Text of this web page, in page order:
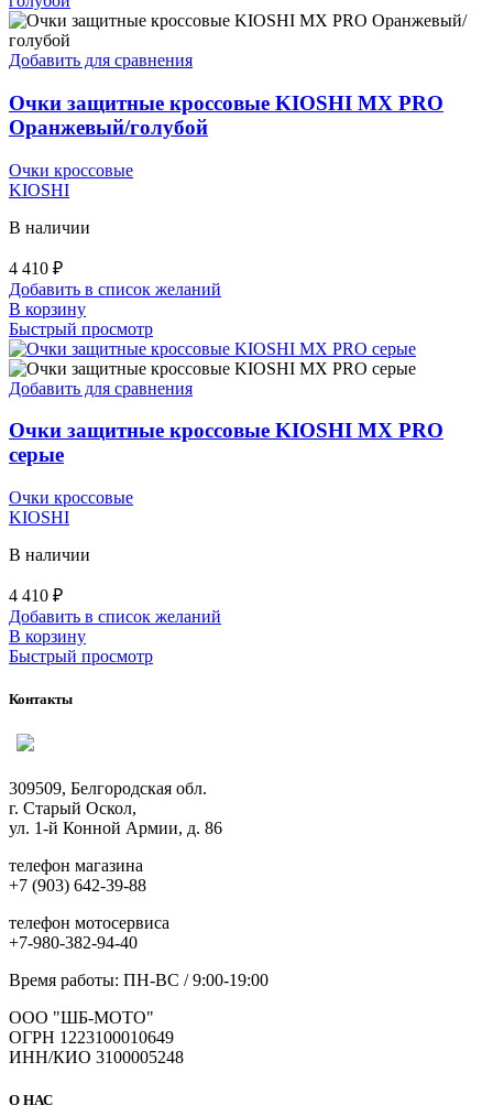
Добавить для сравнения
Очки защитные кроссовые KIOSHI MX PRO
Оранжевый/голубой
Очки кроссовые
KIOSHI
В наличии
4 410 ₽
Добавить в список желаний
В корзину
Быстрый просмотр
Добавить для сравнения
Очки защитные кроссовые KIOSHI MX PRO
серые
Очки кроссовые
KIOSHI
В наличии
4 410 ₽
Добавить в список желаний
В корзину
Быстрый просмотр
Контакты
309509, Белгородская обл.
г. Старый Оскол,
ул. 1-й Конной Армии, д. 86
телефон магазина
+7 (903) 642-39-88
телефон мотосервиса
+7-980-382-94-40
Время работы: ПН-ВС / 9:00-19:00
ООО "ШБ-МОТО"
ОГРН 1223100010649
ИНН/КИО 3100005248
О НАС